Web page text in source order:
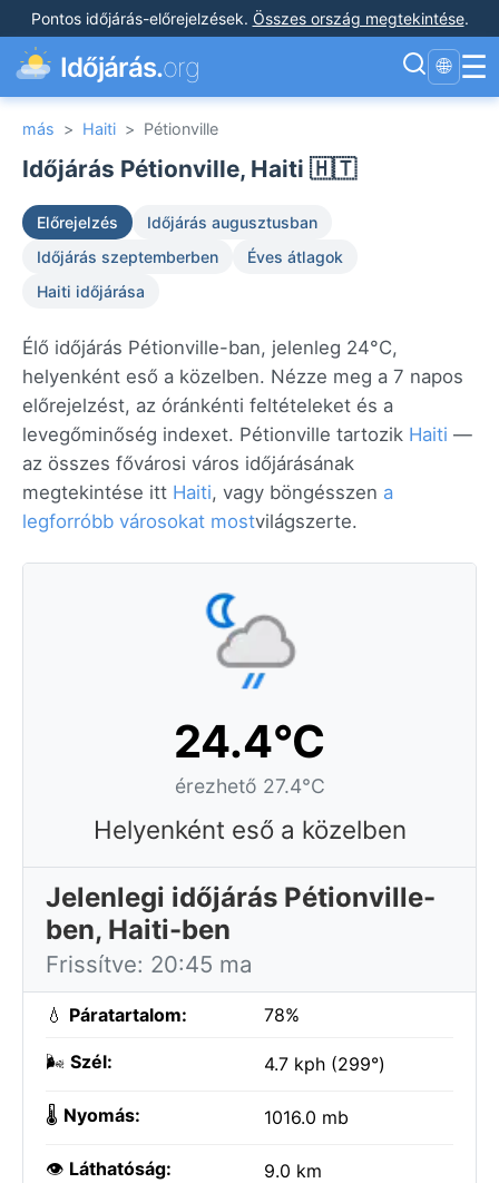
Pontos időjárás-előrejelzések. Összes ország megtekintése.
Időjárás.org 🌐 ☰
más > Haiti > Pétionville
Időjárás Pétionville, Haiti 🇭🇹
Előrejelzés
Időjárás augusztusban
Időjárás szeptemberben
Éves átlagok
Haiti időjárása
Élő időjárás Pétionville-ban, jelenleg 24°C,
helyenként eső a közelben. Nézze meg a 7 napos
előrejelzést, az óránkénti feltételeket és a
levegőminőség indexet. Pétionville tartozik Haiti —
az összes fővárosi város időjárásának
megtekintése itt Haiti, vagy böngésszen a
legforróbb városokat mostvilágszerte.
24.4°C
érezhető 27.4°C
Helyenként eső a közelben
Jelenlegi időjárás Pétionville-
ben, Haiti-ben
Frissítve: 20:45 ma
💧 Páratartalom: 78%
🌬️ Szél: 4.7 kph (299°)
🌡️ Nyomás: 1016.0 mb
👁️ Láthatóság: 9.0 km